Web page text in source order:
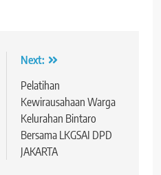
Next:
Pelatihan
Kewirausahaan Warga
Kelurahan Bintaro
Bersama LKGSAI DPD
JAKARTA